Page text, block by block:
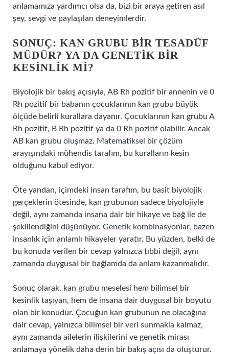
anlamamıza yardımcı olsa da, bizi bir araya getiren asıl
şey, sevgi ve paylaşılan deneyimlerdir.
SONUÇ: KAN GRUBU BIR TESADÜF
MÜDÜR? YA DA GENETIK BIR
KESINLIK MI?
Biyolojik bir bakış açısıyla, AB Rh pozitif bir annenin ve 0
Rh pozitif bir babanın çocuklarının kan grubu büyük
ölçüde belirli kurallara dayanır. Çocuklarının kan grubu A
Rh pozitif, B Rh pozitif ya da 0 Rh pozitif olabilir. Ancak
AB kan grubu oluşmaz. Matematiksel bir çözüm
arayışındaki mühendis tarafım, bu kuralların kesin
olduğunu kabul ediyor.
Öte yandan, içimdeki insan tarafım, bu basit biyolojik
gerçeklerin ötesinde, kan grubunun sadece biyolojiyle
değil, aynı zamanda insana dair bir hikaye ve bağ ile de
şekillendiğini düşünüyor. Genetik kombinasyonlar, bazen
insanlık için anlamlı hikayeler yaratır. Bu yüzden, belki de
bu konuda verilen bir cevap yalnızca tıbbi değil, aynı
zamanda duygusal bir bağlamda da anlam kazanmalıdır.
Sonuç olarak, kan grubu meselesi hem bilimsel bir
kesinlik taşıyan, hem de insana dair duygusal bir boyutu
olan bir konudur. Çocuğun kan grubunun ne olacağına
dair cevap, yalnızca bilimsel bir veri sunmakla kalmaz,
aynı zamanda ailelerin ilişkilerini ve genetik mirası
anlamaya yönelik daha derin bir bakış açısı da oluşturur.